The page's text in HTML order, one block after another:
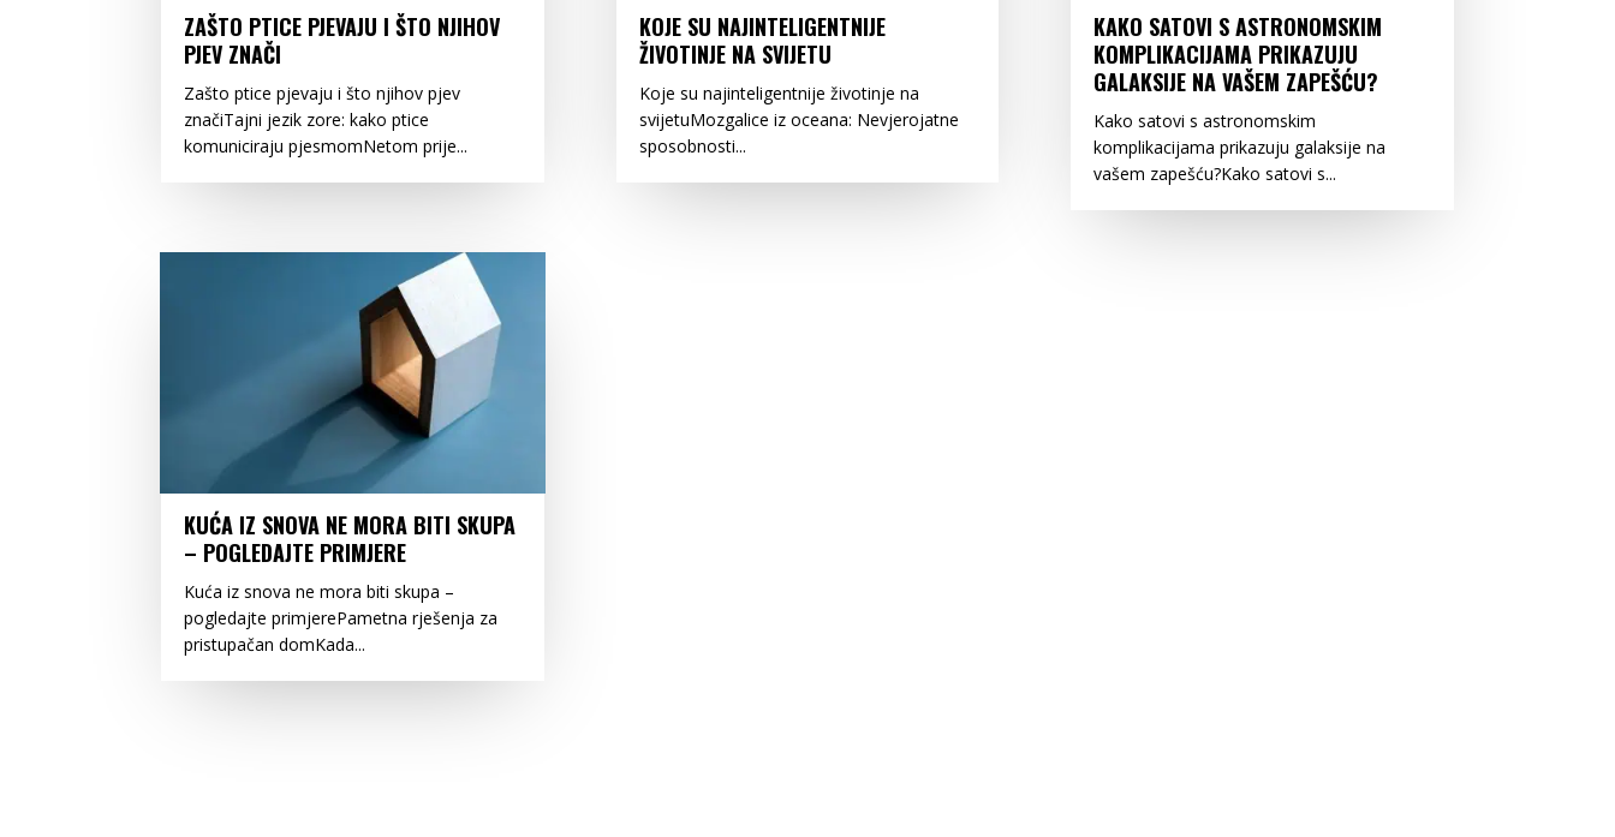
ZAŠTO PTICE PJEVAJU I ŠTO NJIHOV
PJEV ZNAČI
Zašto ptice pjevaju i što njihov pjev
značiTajni jezik zore: kako ptice
komuniciraju pjesmomNetom prije...
KUĆA IZ SNOVA NE MORA BITI SKUPA
– POGLEDAJTE PRIMJERE
Kuća iz snova ne mora biti skupa –
pogledajte primjerePametna rješenja za
pristupačan domKada...
KOJE SU NAJINTELIGENTNIJE
ŽIVOTINJE NA SVIJETU
Koje su najinteligentnije životinje na
svijetuMozgalice iz oceana: Nevjerojatne
sposobnosti...
KAKO SATOVI S ASTRONOMSKIM
KOMPLIKACIJAMA PRIKAZUJU
GALAKSIJE NA VAŠEM ZAPEŠĆU?
Kako satovi s astronomskim
komplikacijama prikazuju galaksije na
vašem zapešću?Kako satovi s...